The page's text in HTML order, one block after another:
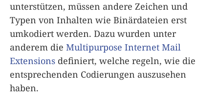
unterstützen, müssen andere Zeichen und
Typen von Inhalten wie Binärdateien erst
umkodiert werden. Dazu wurden unter
anderem die Multipurpose Internet Mail
Extensions definiert, welche regeln, wie die
entsprechenden Codierungen auszusehen
haben.